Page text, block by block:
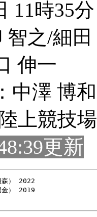
11時35分
智之/細
伸一
中澤 博和
上競技場
更新
） 2022
） 2019